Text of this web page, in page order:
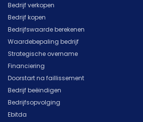
Bedrijf verkopen
Bedrijf kopen
Bedrijfswaarde berekenen
Waardebepaling bedrijf
Strategische overname
Financiering
Doorstart na faillissement
Bedrijf beëindigen
Bedrijfsopvolging
Ebitda